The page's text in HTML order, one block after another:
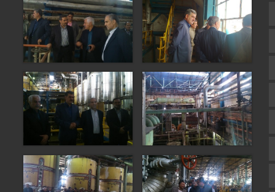
تالار گفتمان
اپلیکیشن سایت
آپارات
اینستاگرام
اطلاعات سایت